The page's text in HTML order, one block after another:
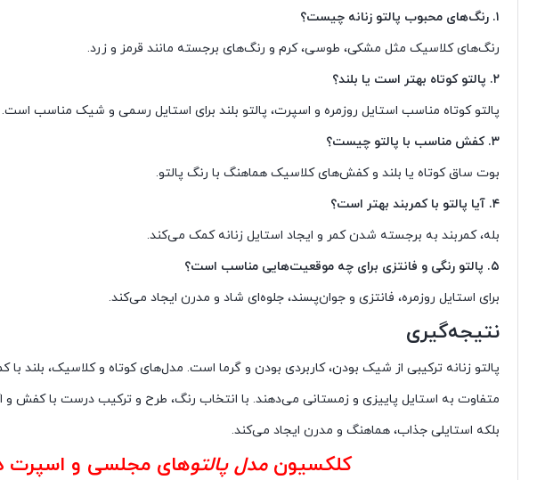
۱. رنگ‌های محبوب پالتو زنانه چیست؟
رنگ‌های کلاسیک مثل مشکی، طوسی، کرم و رنگ‌های برجسته مانند قرمز و زرد.
۲. پالتو کوتاه بهتر است یا بلند؟
پالتو کوتاه مناسب استایل روزمره و اسپرت، پالتو بلند برای استایل رسمی و شیک مناسب است.
۳. کفش مناسب با پالتو چیست؟
بوت ساق کوتاه یا بلند و کفش‌های کلاسیک هماهنگ با رنگ پالتو.
۴. آیا پالتو با کمربند بهتر است؟
بله، کمربند به برجسته شدن کمر و ایجاد استایل زنانه کمک می‌کند.
۵. پالتو رنگی و فانتزی برای چه موقعیت‌هایی مناسب است؟
برای استایل روزمره، فانتزی و جوان‌پسند، جلوه‌ای شاد و مدرن ایجاد می‌کند.
نتیجه‌گیری
پالتو زنانه ترکیبی از شیک بودن، کاربردی بودن و گرما است. مدل‌های کوتاه و کلاسیک، بلند
متفاوت به استایل پاییزی و زمستانی می‌دهند. با انتخاب رنگ، طرح و ترکیب درست با کفش و
بلکه استایلی جذاب، هماهنگ و مدرن ایجاد می‌کند.
کلکسیونمدل پالتوهای مجلسی و اسپرت